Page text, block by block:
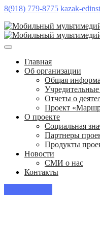
8(918) 779-8775 kazak-
Главная
Об организации
Общая
Отчеты о
Проект
О проекте
Социальная
Партнеры
Продукты
Новости
СМИ о нас
Контакты